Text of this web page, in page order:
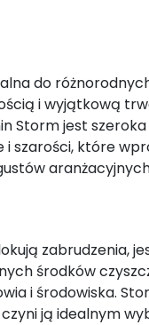
do
i wyjątkową
jest
szarości, które
zabrudzenia,
środków
i środowiska.
ją idealnym